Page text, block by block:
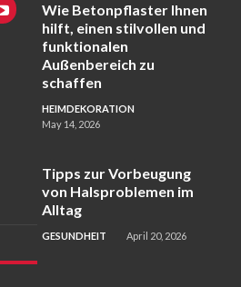
Wie Betonpflaster Ihnen
hilft, einen stilvollen und
funktionalen
Außenbereich zu
schaffen
HEIMDEKORATION
May 14, 2026
Tipps zur Vorbeugung
von Halsproblemen im
Alltag
GESUNDHEIT April 20, 2026